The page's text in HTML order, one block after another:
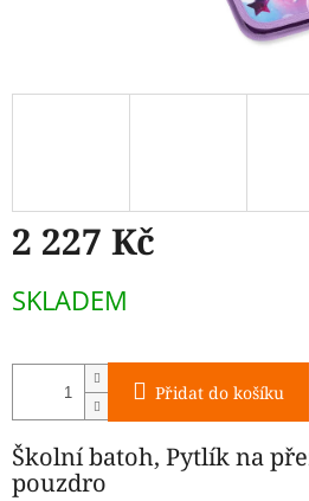
2 227 Kč
cena:
SKLADEM
Přidat do košíku
Školní batoh, Pytlík na
pouzdro